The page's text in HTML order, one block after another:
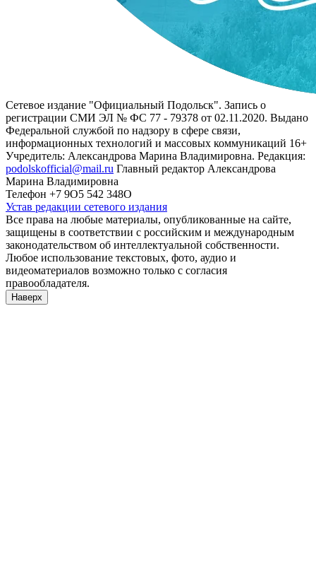
Сетевое издание "Официальный Подольск". Запись о
регистрации СМИ ЭЛ № ФС 77 - 79378 от 02.11.2020. Выдано
Федеральной службой по надзору в сфере связи,
информационных технологий и массовых коммуникаций 16+
Учредитель: Александрова Марина Владимировна. Редакция:
podolskofficial@mail.ru Главный редактор Александрова
Марина Владимировна
Телефон +7 9О5 542 348О
Устав редакции сетевого издания
Все права на любые материалы, опубликованные на сайте,
защищены в соответствии с российским и международным
законодательством об интеллектуальной собственности.
Любое использование текстовых, фото, аудио и
видеоматериалов возможно только с согласия
правообладателя.
Наверх